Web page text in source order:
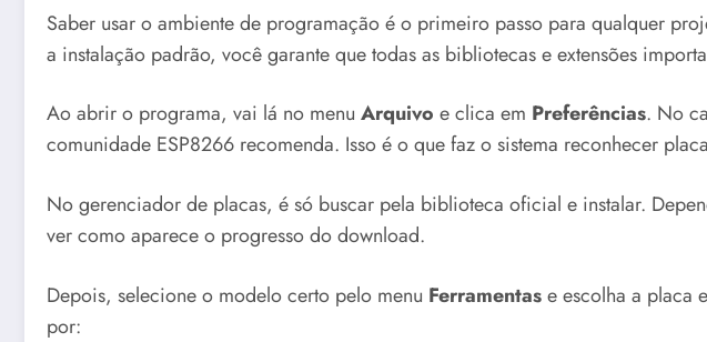
Saber usar o ambiente de programação é o primeiro passo para qualquer
a instalação padrão, você garante que todas as bibliotecas e extensões
Ao abrir o programa, vai lá no menu Arquivo e clica em Preferências. No
comunidade ESP8266 recomenda. Isso é o que faz o sistema reconhecer
No gerenciador de placas, é só buscar pela biblioteca oficial e instalar.
ver como aparece o progresso do download.
Depois, selecione o modelo certo pelo menu Ferramentase escolha a placa
por: